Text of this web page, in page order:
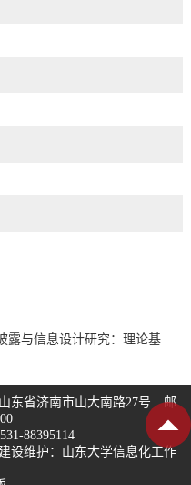
露与信息设计研究：理论基
东省济南市山大南路27号 邮
88395114
设维护：山东大学信息化工作